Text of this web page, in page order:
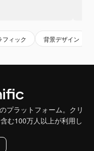
フィック 背景デザイン
プラットフォーム。クリ
む100万人以上が利用し